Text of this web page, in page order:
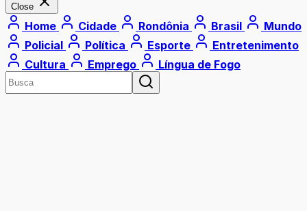
Close
Home Cidade Rondônia Brasil
Mundo
Policial
Política Esporte
Entretenimento
Cultura
Emprego Língua de Fogo